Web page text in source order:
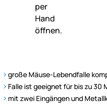
große Mäuse-Lebendfalle
Falle ist geeignet für bis zu 30
mit zwei Eingängen und